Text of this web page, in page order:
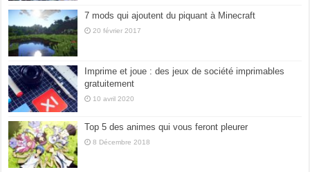
7 mods qui ajoutent du piquant à Minecraft
20 février 2017
Imprime et joue : des jeux de société imprimables
gratuitement
10 avril 2020
Top 5 des animes qui vous feront pleurer
8 Décembre 2018